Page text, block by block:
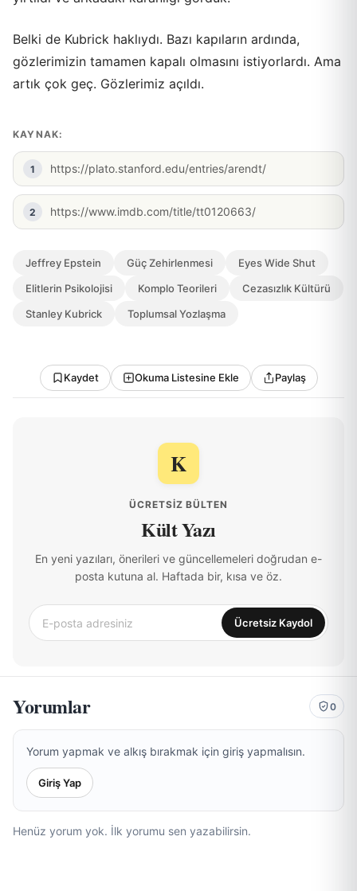
Belki de Kubrick haklıydı. Bazı kapıların ardında,
gözlerimizin tamamen kapalı olmasını istiyorlardı. Ama
artık çok geç. Gözlerimiz açıldı.
KAYNAK:
https://plato.stanford.edu/entries/arendt/
https://www.imdb.com/title/tt0120663/
Jeffrey Epstein Güç Zehirlenmesi
Eyes Wide Shut
Elitlerin Psikolojisi
Komplo Teorileri
Cezasızlık Kültürü
Stanley Kubrick
Toplumsal Yozlaşma
Kaydet Okuma Listesine Ekle Paylaş
K
ÜCRETSIZ BÜLTEN
Kült Yazı
En yeni yazıları, önerileri ve güncellemeleri doğrudan e-
posta kutuna al. Haftada bir, kısa ve öz.
Ücretsiz Kaydol
Yorumlar 0
Yorum yapmak ve alkış bırakmak için giriş yapmalısın.
Giriş Yap
Henüz yorum yok. İlk yorumu sen yazabilirsin.